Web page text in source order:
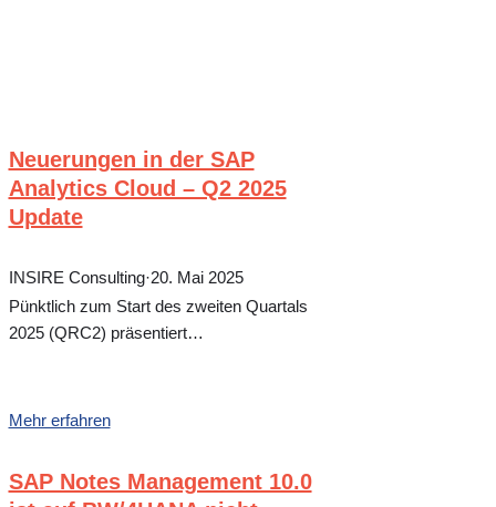
Neuerungen in der SAP
Analytics Cloud – Q2 2025
Update
INSIRE Consulting·20. Mai 2025
Pünktlich zum Start des zweiten Quartals
2025 (QRC2) präsentiert…
Mehr erfahren
SAP Notes Management 10.0